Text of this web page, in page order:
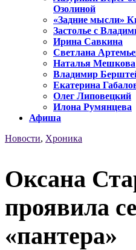
Озолиной
«Задние мысли»
Застолье с
Ирина Савкина
Светлана
Наталья Мешкова
Владимир
Екатерина
Олег Липовецкий
Илона Румянцева
Афиша
Новости, Хроника
Оксана
проявила
«пантера»